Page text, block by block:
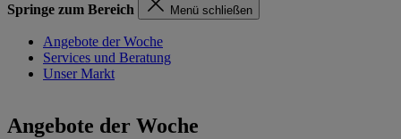
Springe zum Bereich Menü schließen
Angebote der Woche
Services und Beratung
Unser Markt
Angebote der Woche